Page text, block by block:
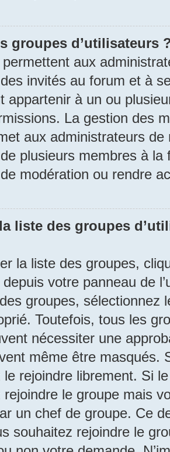
groupes d’utilisateurs
aux
invités au forum et à
appartenir à un ou
La gestion des
aux administrateurs
plusieurs membres à la
modération ou rendre
liste des groupes
la liste des groupes,
depuis votre panneau de
groupes, sélectionnez
Toutefois, tous les
nécessiter une
même être
le rejoindre librement. Si
le groupe mais
un chef de groupe. Ce
souhaitez rejoindre le